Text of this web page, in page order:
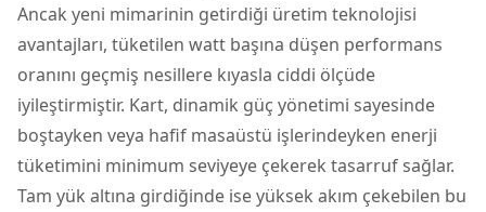
Ancak yeni mimarinin getirdiği üretim teknolojisi
avantajları, tüketilen watt başına düşen performans
oranını geçmiş nesillere kıyasla ciddi ölçüde
iyileştirmiştir. Kart, dinamik güç yönetimi sayesinde
boştayken veya hafif masaüstü işlerindeyken enerji
tüketimini minimum seviyeye çekerek tasarruf sağlar.
Tam yük altına girdiğinde ise yüksek akım çekebilen bu